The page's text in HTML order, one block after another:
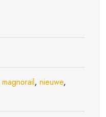
magnorail, nieuwe,